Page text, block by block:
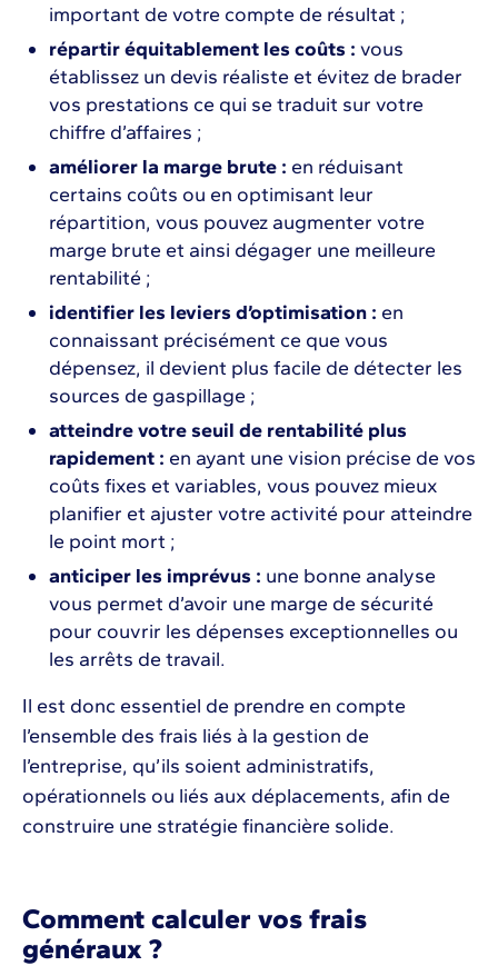
important de votre compte de résultat ;
répartir équitablement les coûts : vous
établissez un devis réaliste et évitez de brader
vos prestations ce qui se traduit sur votre
chiffre d’affaires ;
améliorer la marge brute : en réduisant
certains coûts ou en optimisant leur
répartition, vous pouvez augmenter votre
marge brute et ainsi dégager une meilleure
rentabilité ;
identifier les leviers d’optimisation : en
connaissant précisément ce que vous
dépensez, il devient plus facile de détecter les
sources de gaspillage ;
atteindre votre seuil de rentabilité plus
rapidement : en ayant une vision précise de vos
coûts fixes et variables, vous pouvez mieux
planifier et ajuster votre activité pour atteindre
le point mort ;
anticiper les imprévus : une bonne analyse
vous permet d’avoir une marge de sécurité
pour couvrir les dépenses exceptionnelles ou
les arrêts de travail.
Il est donc essentiel de prendre en compte
l’ensemble des frais liés à la gestion de
l’entreprise, qu’ils soient administratifs,
opérationnels ou liés aux déplacements, afin de
construire une stratégie financière solide.
Comment calculer vos frais
généraux ?